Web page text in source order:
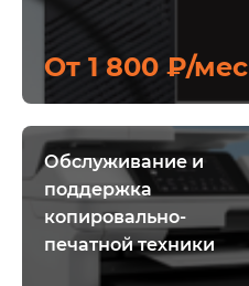
От 1 800 ₽/мес
Обслуживание и
поддержка
копировально-
печатной техники